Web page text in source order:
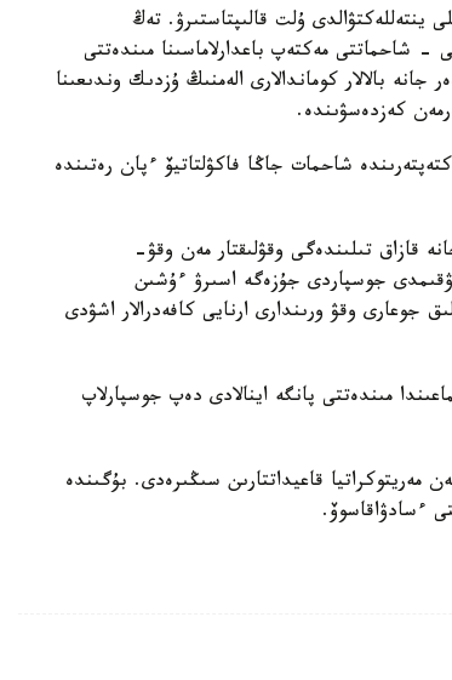
ينتەللەكتۋالدى ۇلت قالىپتاستىرۋ. تەڭ
- شاحماتتى مەكتەپ باعدارلاماسىنا مىندەتتى
بالالار كوماندالارى الەمنىڭ ۇزدىك وندىعىنا
كەزدەسۋىندە.
مەكتەپتەرىندە شاحمات جاڭا فاكۋلتاتيۆ ءپان رەتىندە
قازاق تىلىندەگى وقۋلىقتار مەن وقۋ-
جوسپاردى جۇزەگە اسىرۋ ءۇشىن
جوعارى وقۋ ورىندارى ارنايى كافەدرالار اشۋدى
ايماعىندا مىندەتتى پانگە اينالادى دەپ جوسپارلاپ
قاعيداتتارىن سىڭىرەدى. بۇگىندە